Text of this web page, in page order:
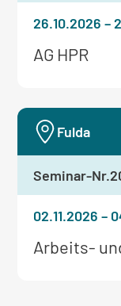
Weitere
Seminar:
AG HPR
26.10.2026–
Weitere
Arbeits-
02.11.2026–
Fulda
Seminar-Nr.